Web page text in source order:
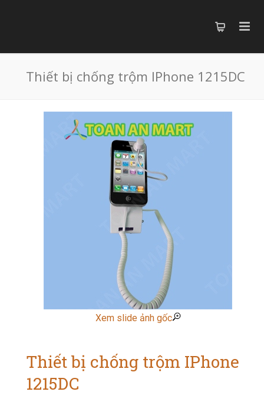
Thiết bị chống trộm IPhone 1215DC
Xem slide ảnh gốc
Thiết bị chống trộm IPhone
1215DC